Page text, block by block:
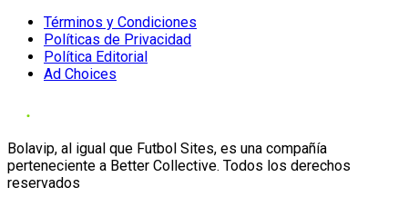
Términos y Condiciones
Políticas de Privacidad
Política Editorial
Ad Choices
Bolavip, al igual que Futbol Sites, es una compañía
perteneciente a Better Collective. Todos los derechos
reservados